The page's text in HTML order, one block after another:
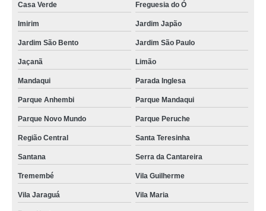
Casa Verde Freguesia do Ó
Imirim Jardim Japão
Jardim São Bento Jardim São Paulo
Jaçanã Limão
Mandaqui Parada Inglesa
Parque Anhembi Parque Mandaqui
Parque Novo Mundo Parque Peruche
Região Central Santa Teresinha
Santana Serra da Cantareira
Tremembé Vila Guilherme
Vila Jaraguá Vila Maria